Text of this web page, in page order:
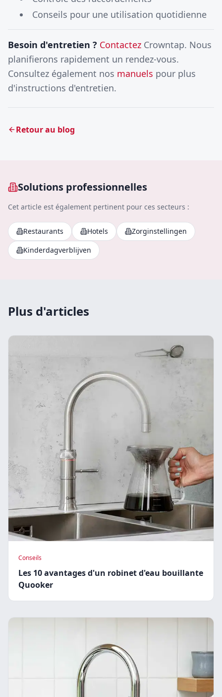
Conseils pour une utilisation quotidienne
Besoin d'entretien ? Contactez Crowntap. Nous
planifierons rapidement un rendez-vous.
Consultez également nos manuels pour plus
d'instructions d'entretien.
Retour au blog
Solutions professionnelles
Cet article est également pertinent pour ces secteurs :
Restaurants Hotels
Zorginstellingen
Kinderdagverblijven
Plus d'articles
Conseils
Les 10 avantages d'un robinet d'eau bouillante
Quooker